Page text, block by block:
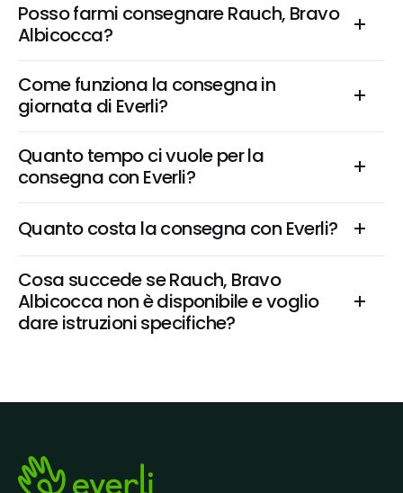
Posso farmi consegnare Rauch, Bravo
Albicocca?
Come funziona la consegna in
giornata di Everli?
Quanto tempo ci vuole per la
consegna con Everli?
Quanto costa la consegna con Everli?
Cosa succede se Rauch, Bravo
Albicocca non è disponibile e voglio
dare istruzioni specifiche?